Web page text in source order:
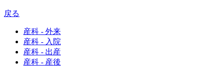
戻る
産科 - 外来
産科 - 入院
産科 - 出産
産科 - 産後